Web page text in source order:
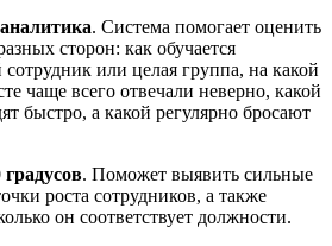
. Система помогает оценить
сторон: как обучается
или целая группа, на какой
чаще всего отвечали неверно, какой
быстро, а какой регулярно бросают
. Поможет выявить сильные
роста сотрудников, а также
он соответствует должности.